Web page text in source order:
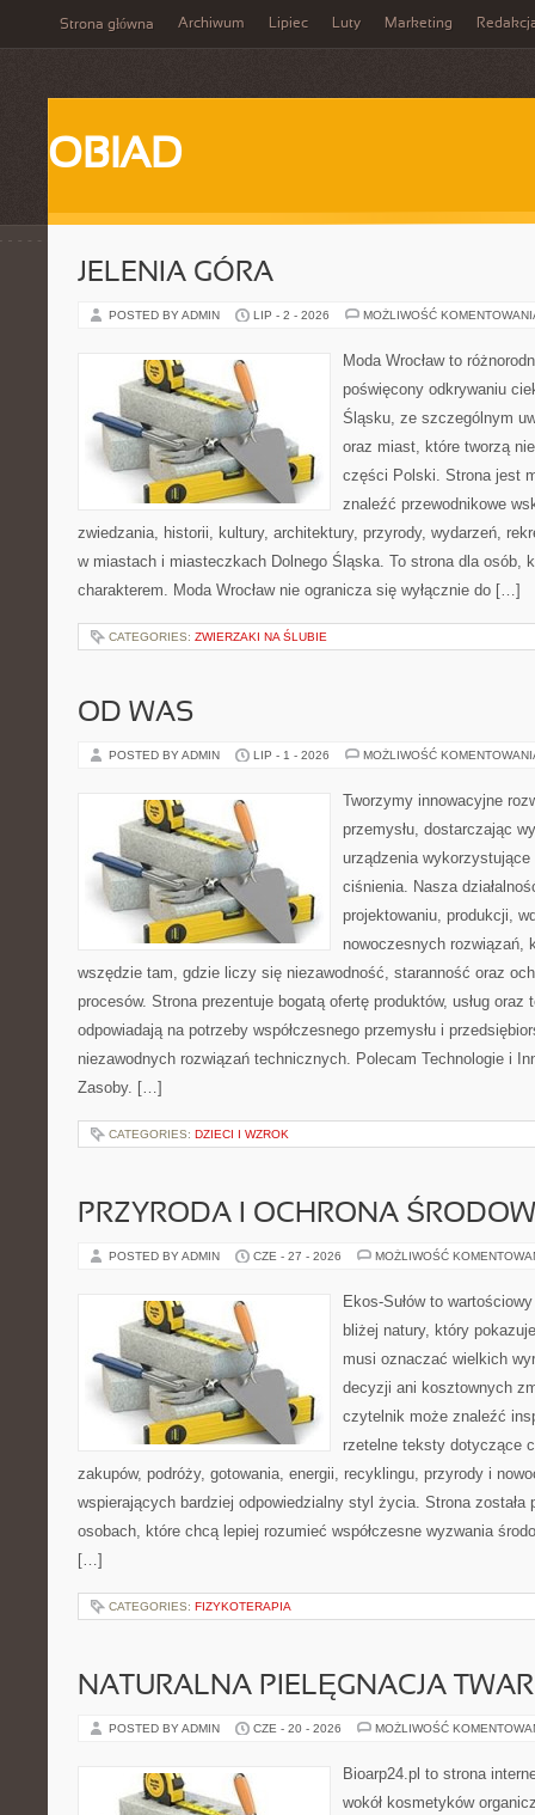
Strona główna Archiwum Lipiec Luty Marketing
OBIAD
JELENIA GÓRA
POSTED BY ADMIN LIP - 2 - 2026 MOŻLIWOŚĆ
Moda Wrocław to
poświęcony odkrywaniu
Śląsku, ze szczególnym
oraz miast, które tworzą
części Polski. Strona jest
znaleźć przewodnikowe
zwiedzania, historii, kultury, architektury, przyrody, wydarzeń,
w miastach i miasteczkach Dolnego Śląska. To strona dla osób,
charakterem. Moda Wrocław nie ogranicza się wyłącznie do […]
CATEGORIES: ZWIERZAKI NA ŚLUBIE
OD WAS
POSTED BY ADMIN LIP - 1 - 2026 MOŻLIWOŚĆ
Tworzymy innowacyjne
przemysłu, dostarczając
urządzenia
ciśnienia. Nasza
projektowaniu, produkcji,
nowoczesnych rozwiązań,
wszędzie tam, gdzie liczy się niezawodność, staranność oraz
procesów. Strona prezentuje bogatą ofertę produktów, usług oraz
odpowiadają na potrzeby współczesnego przemysłu i
niezawodnych rozwiązań technicznych. Polecam Technologie i
Zasoby. […]
CATEGORIES: DZIECI I WZROK
PRZYRODA I OCHRONA
POSTED BY ADMIN CZE - 27 - 2026 MOŻLIWOŚĆ
Ekos-Sułów to
bliżej natury, który
musi oznaczać wielkich
decyzji ani kosztownych
czytelnik może znaleźć
rzetelne teksty dotyczące
zakupów, podróży, gotowania, energii, recyklingu, przyrody i
wspierających bardziej odpowiedzialny styl życia. Strona została
osobach, które chcą lepiej rozumieć współczesne wyzwania
[…]
CATEGORIES: FIZYKOTERAPIA
NATURALNA PIELĘGNACJA
POSTED BY ADMIN CZE - 20 - 2026 MOŻLIWOŚĆ
Bioarp24.pl to strona
wokół kosmetyków